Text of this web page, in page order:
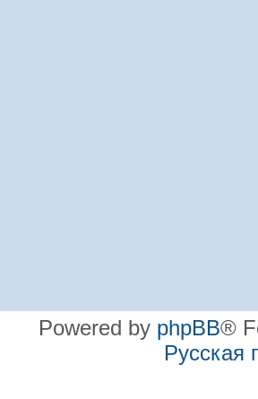
Powered by phpBB®
Русская